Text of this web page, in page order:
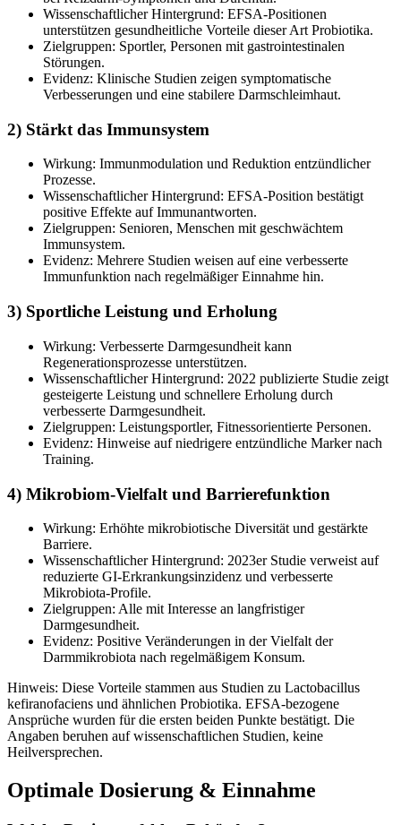
Wissenschaftlicher Hintergrund: EFSA-Positionen
unterstützen gesundheitliche Vorteile dieser Art Probiotika.
Zielgruppen: Sportler, Personen mit gastrointestinalen
Störungen.
Evidenz: Klinische Studien zeigen symptomatische
Verbesserungen und eine stabilere Darmschleimhaut.
2) Stärkt das Immunsystem
Wirkung: Immunmodulation und Reduktion entzündlicher
Prozesse.
Wissenschaftlicher Hintergrund: EFSA-Position bestätigt
positive Effekte auf Immunantworten.
Zielgruppen: Senioren, Menschen mit geschwächtem
Immunsystem.
Evidenz: Mehrere Studien weisen auf eine verbesserte
Immunfunktion nach regelmäßiger Einnahme hin.
3) Sportliche Leistung und Erholung
Wirkung: Verbesserte Darmgesundheit kann
Regenerationsprozesse unterstützen.
Wissenschaftlicher Hintergrund: 2022 publizierte Studie zeigt
gesteigerte Leistung und schnellere Erholung durch
verbesserte Darmgesundheit.
Zielgruppen: Leistungsportler, Fitnessorientierte Personen.
Evidenz: Hinweise auf niedrigere entzündliche Marker nach
Training.
4) Mikrobiom-Vielfalt und Barrierefunktion
Wirkung: Erhöhte mikrobiotische Diversität und gestärkte
Barriere.
Wissenschaftlicher Hintergrund: 2023er Studie verweist auf
reduzierte GI-Erkrankungsinzidenz und verbesserte
Mikrobiota-Profile.
Zielgruppen: Alle mit Interesse an langfristiger
Darmgesundheit.
Evidenz: Positive Veränderungen in der Vielfalt der
Darmmikrobiota nach regelmäßigem Konsum.
Hinweis: Diese Vorteile stammen aus Studien zu Lactobacillus
kefiranofaciens und ähnlichen Probiotika. EFSA-bezogene
Ansprüche wurden für die ersten beiden Punkte bestätigt. Die
Angaben beruhen auf wissenschaftlichen Studien, keine
Heilversprechen.
Optimale Dosierung & Einnahme